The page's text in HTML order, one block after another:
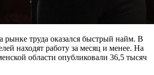
рынке труда оказался быстрый найм. В
находят работу за месяц и менее. На
области опубликовали 36,5 тысяч